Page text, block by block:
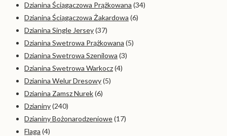
Dzianina Ściągaczowa Prążkowana (34)
Dzianina Ściągaczowa Żakardowa (6)
Dzianina Single Jersey(37)
Dzianina Swetrowa Prążkowana (5)
Dzianina Swetrowa Szenilowa (3)
Dzianina Swetrowa Warkocz(4)
Dzianina Welur Dresowy(5)
Dzianina Zamsz Nurek(6)
Dzianiny(240)
Dzianiny Bożonarodzeniowe(17)
Flaga (4)